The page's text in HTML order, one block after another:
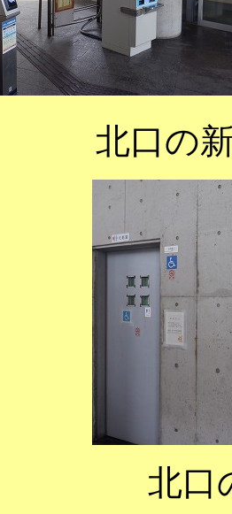
北口の
北口